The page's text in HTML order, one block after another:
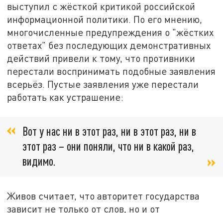
выступил с жёсткой критикой российской
информационной политики. По его мнению,
многочисленные предупреждения о "жёстких
ответах" без последующих демонстративных
действий привели к тому, что противники
перестали воспринимать подобные заявления
всерьёз. Пустые заявления уже перестали
работать как устрашение:
Вот у нас ни в этот раз, ни в этот раз, ни в
этот раз – они поняли, что ни в какой раз,
видимо.
Живов считает, что авторитет государства
зависит не только от слов, но и от